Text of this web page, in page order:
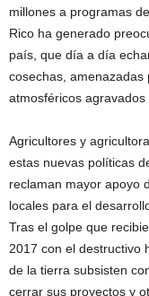
millones a programas
Rico ha generado
país, que día a día
cosechas,
atmosféricos agravados
Agricultores y
estas nuevas políticas
reclaman mayor apoyo
locales para el
Tras el golpe que
2017 con el destructivo
de la tierra subsisten
cerrar sus proyectos y